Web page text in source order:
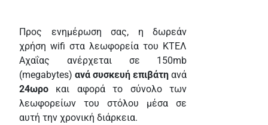
Προς ενημέρωση σας, η δωρεάν
χρήση wifi στα λεωφορεία του ΚΤΕΛ
Αχαΐας ανέρχεται σε 150mb
(megabytes)ανά συσκευή επιβάτη ανά
24ωρο και αφορά το σύνολο των
λεωφορείων του στόλου μέσα σε
αυτή την χρονική διάρκεια.